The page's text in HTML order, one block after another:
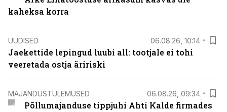
kaheksa korra
UUDISED 06.08.26, 10:14
Jaekettide lepingud luubi all: tootjale ei tohi
veeretada ostja äririski
MAJANDUSTULEMUSED 06.08.26, 09:34
Põllumajanduse tippjuhi Ahti Kalde firmades